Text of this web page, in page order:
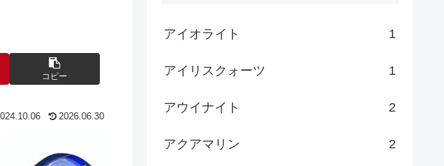
コピー
2026.06.30
アイオライト 1
アイリスクォーツ 1
アウイナイト 2
アクアマリン 2